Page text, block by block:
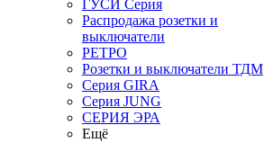
ГУСИ Серия
Распродажа розетки и
выключатели
РЕТРО
Розетки и выключатели ТДМ
Серия GIRA
Серия JUNG
СЕРИЯ ЭРА
Ещё